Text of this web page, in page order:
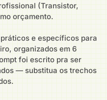
(Transistor,
orçamento.
e específicos para
organizados em 6
foi escrito pra ser
— substitua os trechos